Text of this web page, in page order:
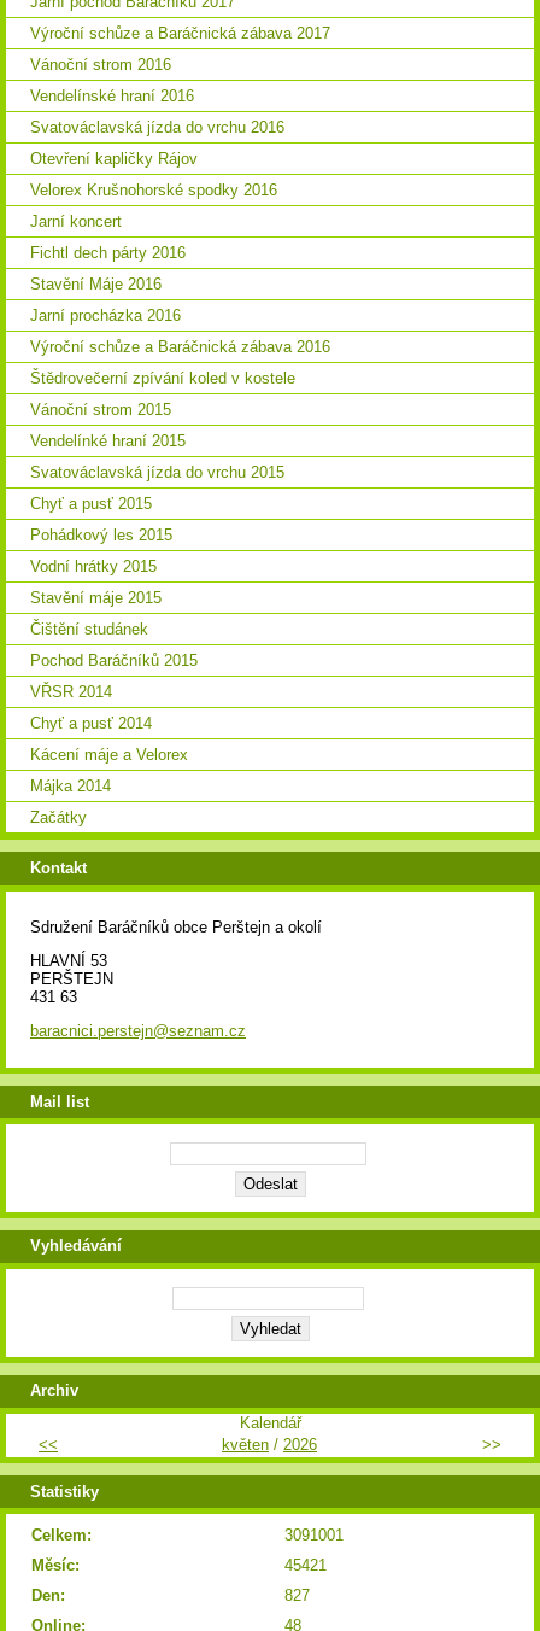
Výroční schůze a Baráčnická zábava 2017
Vánoční strom 2016
Vendelínské hraní 2016
Svatováclavská jízda do vrchu 2016
Otevření kapličky Rájov
Velorex Krušnohorské spodky 2016
Jarní koncert
Fichtl dech párty 2016
Stavění Máje 2016
Jarní procházka 2016
Výroční schůze a Baráčnická zábava 2016
Štědrovečerní zpívání koled v kostele
Vánoční strom 2015
Vendelínké hraní 2015
Svatováclavská jízda do vrchu 2015
Chyť a pusť 2015
Pohádkový les 2015
Vodní hrátky 2015
Stavění máje 2015
Čištění studánek
Pochod Baráčníků 2015
VŘSR 2014
Chyť a pusť 2014
Kácení máje a Velorex
Májka 2014
Začátky
Kontakt
Sdružení Baráčníků obce Perštejn a okolí
HLAVNÍ 53
PERŠTEJN
431 63
baracnici.perstejn@seznam.cz
Mail list
Vyhledávání
Archiv
Kalendář
<<
květen / 2026 >>
Statistiky
Online: 48
Celkem:
3091001
Měsíc:
45421
Den:
827